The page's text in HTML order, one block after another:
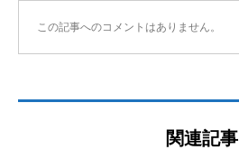
この記事へのコメントはありません。
関連記事